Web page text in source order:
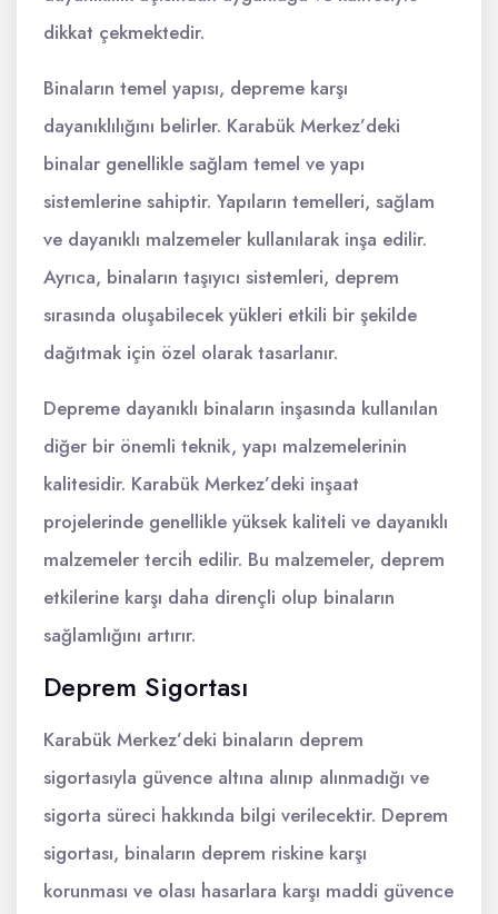
dikkat çekmektedir.
Binaların temel yapısı, depreme karşı
dayanıklılığını belirler. Karabük Merkez’deki
binalar genellikle sağlam temel ve yapı
sistemlerine sahiptir. Yapıların temelleri, sağlam
ve dayanıklı malzemeler kullanılarak inşa edilir.
Ayrıca, binaların taşıyıcı sistemleri, deprem
sırasında oluşabilecek yükleri etkili bir şekilde
dağıtmak için özel olarak tasarlanır.
Depreme dayanıklı binaların inşasında kullanılan
diğer bir önemli teknik, yapı malzemelerinin
kalitesidir. Karabük Merkez’deki inşaat
projelerinde genellikle yüksek kaliteli ve dayanıklı
malzemeler tercih edilir. Bu malzemeler, deprem
etkilerine karşı daha dirençli olup binaların
sağlamlığını artırır.
Deprem Sigortası
Karabük Merkez’deki binaların deprem
sigortasıyla güvence altına alınıp alınmadığı ve
sigorta süreci hakkında bilgi verilecektir. Deprem
sigortası, binaların deprem riskine karşı
korunması ve olası hasarlara karşı maddi güvence